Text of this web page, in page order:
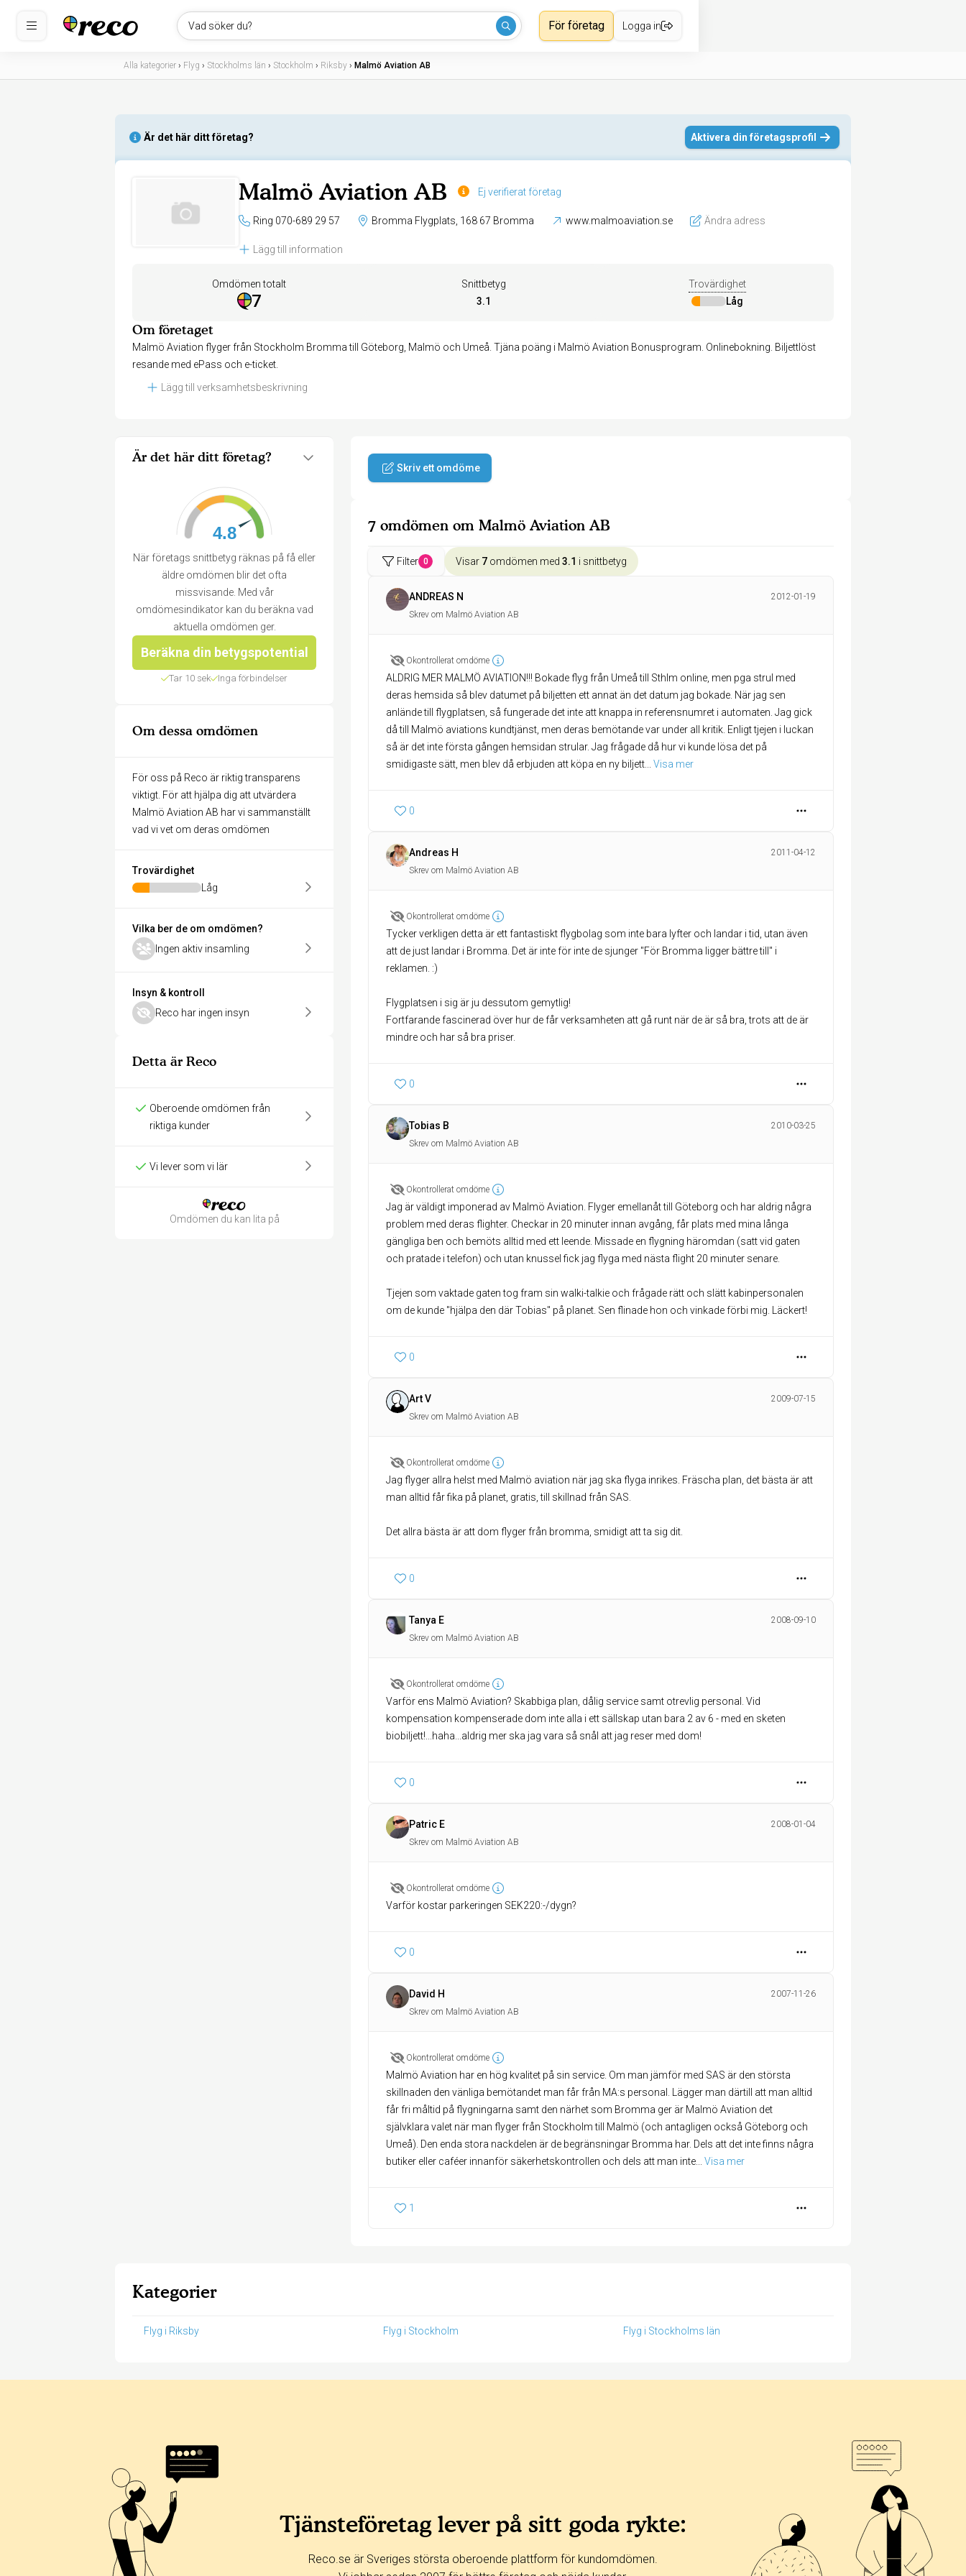
Vad söker du? För företag Logga in
Alla kategorier › Flyg › Stockholms län › Stockholm › Riksby › Malmö Aviation AB
Är det här ditt företag? Aktivera din företagsprofil
Malmö Aviation AB Ej verifierat företag
Ring 070-689 29 57 Bromma Flygplats, 168 67 Bromma www.malmoaviation.se Ändra adress
Lägg till information
Omdömen totalt
7
Snittbetyg
3.1
Trovärdighet
Låg
Om företaget
Malmö Aviation flyger från Stockholm Bromma till Göteborg, Malmö och Umeå. Tjäna poäng i Malmö Aviation Bonusprogram. Onlinebokning. Biljettlöst
resande med ePass och e-ticket.
Lägg till verksamhetsbeskrivning
Är det här ditt företag?
4.8
När företags snittbetyg räknas på få eller
äldre omdömen blir det ofta
missvisande. Med vår
omdömesindikator kan du beräkna vad
aktuella omdömen ger.
Beräkna din betygspotential
Tar 10 sek Inga förbindelser
Om dessa omdömen
För oss på Reco är riktig transparens
viktigt. För att hjälpa dig att utvärdera
Malmö Aviation AB har vi sammanställt
vad vi vet om deras omdömen
Trovärdighet
Låg
Vilka ber de om omdömen?
Ingen aktiv insamling
Insyn & kontroll
Reco har ingen insyn
Detta är Reco
Oberoende omdömen från
riktiga kunder
Vi lever som vi lär
Omdömen du kan lita på
Skriv ett omdöme
7 omdömen om Malmö Aviation AB
Filter 0 Visar 7 omdömen med 3.1 i snittbetyg
ANDREAS N
2012-01-19
Skrev om Malmö Aviation AB
Okontrollerat omdöme
ALDRIG MER MALMÖ AVIATION!!! Bokade flyg från Umeå till Sthlm online, men pga strul med
deras hemsida så blev datumet på biljetten ett annat än det datum jag bokade. När jag sen
anlände till flygplatsen, så fungerade det inte att knappa in referensnumret i automaten. Jag gick
då till Malmö aviations kundtjänst, men deras bemötande var under all kritik. Enligt tjejen i luckan
så är det inte första gången hemsidan strular. Jag frågade då hur vi kunde lösa det på
smidigaste sätt, men blev då erbjuden att köpa en ny biljett
Visa mer
0
Andreas H
2011-04-12
Skrev om Malmö Aviation AB
Okontrollerat omdöme
Tycker verkligen detta är ett fantastiskt flygbolag som inte bara lyfter och landar i tid, utan även
att de just landar i Bromma. Det är inte för inte de sjunger "För Bromma ligger bättre till" i
reklamen. :)
Flygplatsen i sig är ju dessutom gemytlig!
Fortfarande fascinerad över hur de får verksamheten att gå runt när de är så bra, trots att de är
mindre och har så bra priser.
0
Tobias B
2010-03-25
Skrev om Malmö Aviation AB
Okontrollerat omdöme
Jag är väldigt imponerad av Malmö Aviation. Flyger emellanåt till Göteborg och har aldrig några
problem med deras flighter. Checkar in 20 minuter innan avgång, får plats med mina långa
gängliga ben och bemöts alltid med ett leende. Missade en flygning häromdan (satt vid gaten
och pratade i telefon) och utan knussel fick jag flyga med nästa flight 20 minuter senare.
Tjejen som vaktade gaten tog fram sin walki-talkie och frågade rätt och slätt kabinpersonalen
om de kunde "hjälpa den där Tobias" på planet. Sen flinade hon och vinkade förbi mig. Läckert!
0
Art V
2009-07-15
Skrev om Malmö Aviation AB
Okontrollerat omdöme
Jag flyger allra helst med Malmö aviation när jag ska flyga inrikes. Fräscha plan, det bästa är att
man alltid får fika på planet, gratis, till skillnad från SAS.
Det allra bästa är att dom flyger från bromma, smidigt att ta sig dit.
0
Tanya E
2008-09-10
Skrev om Malmö Aviation AB
Okontrollerat omdöme
Varför ens Malmö Aviation? Skabbiga plan, dålig service samt otrevlig personal. Vid
kompensation kompenserade dom inte alla i ett sällskap utan bara 2 av 6 - med en sketen
biobiljett!...haha...aldrig mer ska jag vara så snål att jag reser med dom!
0
Patric E
2008-01-04
Skrev om Malmö Aviation AB
Okontrollerat omdöme
Varför kostar parkeringen SEK220:-/dygn?
0
David H
2007-11-26
Skrev om Malmö Aviation AB
Okontrollerat omdöme
Malmö Aviation har en hög kvalitet på sin service. Om man jämför med SAS är den största
skillnaden den vänliga bemötandet man får från MA:s personal. Lägger man därtill att man alltid
får fri måltid på flygningarna samt den närhet som Bromma ger är Malmö Aviation det
självklara valet när man flyger från Stockholm till Malmö (och antagligen också Göteborg och
Umeå). Den enda stora nackdelen är de begränsningar Bromma har. Dels att det inte finns några
butiker eller caféer innanför säkerhetskontrollen och dels att man inte
Visa mer
1
Kategorier
Flyg i Riksby Flyg i Stockholm Flyg i Stockholms län
365 dagar 90 dagar
30 dagar
Tjänsteföretag lever på sitt goda rykte:
Reco.se är Sveriges största oberoende plattform för kundomdömen.